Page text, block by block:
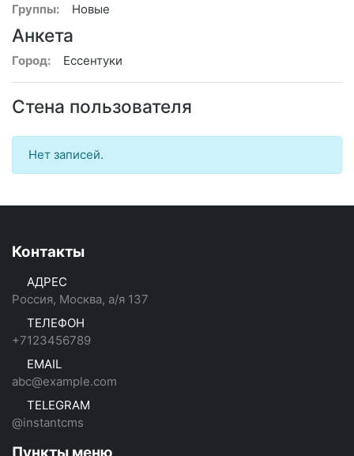
Группы:
Новые
Анкета
Город: Ессентуки
Стена пользователя
Нет записей.
Контакты
АДРЕС
Россия, Москва, а/я 137
ТЕЛЕФОН
+7123456789
EMAIL
abc@example.com
TELEGRAM
@instantcms